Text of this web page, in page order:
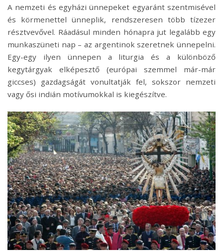
A nemzeti és egyházi ünnepeket egyaránt szentmisével
és körmenettel ünneplik, rendszeresen több tízezer
résztvevővel. Ráadásul minden hónapra jut legalább egy
munkaszüneti nap – az argentinok szeretnek ünnepelni.
Egy-egy ilyen ünnepen a liturgia és a különböző
kegytárgyak elképesztő (európai szemmel már-már
giccses) gazdagságát vonultatják fel, sokszor nemzeti
vagy ősi indián motívumokkal is kiegészítve.